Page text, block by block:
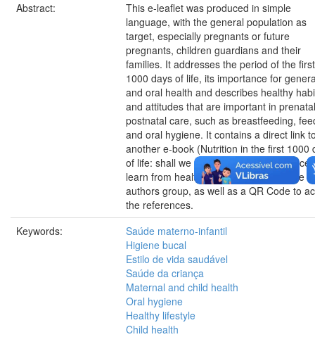
Abstract:
This e-leaflet was produced in simple
language, with the general population as
target, especially pregnants or future
pregnants, children guardians and their
families. It addresses the period of the first
1000 days of life, its importance for
and oral health and describes healthy
and attitudes that are important in
postnatal care, such as breastfeeding,
and oral hygiene. It contains a direct link
another e-book (Nutrition in the first 1000
of life: shall we understand its importance
learn from healthy eating tips?) from the
authors group, as well as a QR Code to
the references.
Keywords:
Saúde materno-infantil
Higiene bucal
Estilo de vida saudável
Saúde da criança
Maternal and child health
Oral hygiene
Healthy lifestyle
Child health